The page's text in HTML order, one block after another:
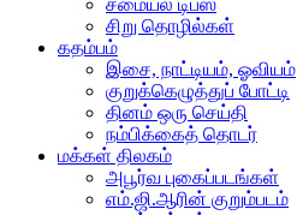
சமையல் டிப்ஸ்
சிறு தொழில்கள்
கதம்பம்
இசை, நாட்டியம், ஓவியம்
குறுக்கெழுத்துப் போட்டி
தினம் ஒரு செய்தி
நம்பிக்கைத் தொடர்
மக்கள் திலகம்
அபூர்வ புகைப்படங்கள்
எம்.ஜி.ஆரின் குறும்படம்